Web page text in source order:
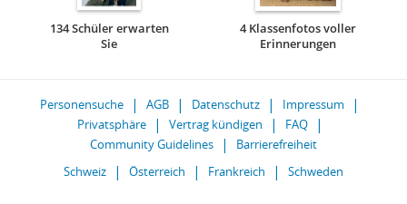
134 Schüler erwarten
Sie
4 Klassenfotos voller
Erinnerungen
Personensuche AGB Datenschutz
Impressum
Privatsphäre
Vertrag kündigen
FAQ
Community Guidelines
Barrierefreiheit
Schweiz
Österreich Frankreich Schweden